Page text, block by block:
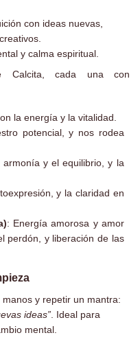
con ideas nuevas,
y calma espiritual.
Calcita, cada una con
la energía y la vitalidad.
potencial, y nos rodea
armonía y el equilibrio, y la
y la claridad en
: Energía amorosa y amor
perdón, y liberación de las
y repetir un mantra:
ideas” . Ideal para
mental.